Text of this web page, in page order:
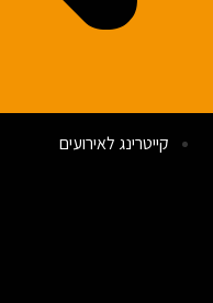
קייטרינג לאירועים